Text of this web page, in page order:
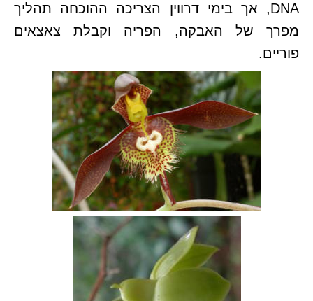
DNA, אך בימי דרווין הצריכה ההוכחה תהליך
מפרך של האבקה, הפריה וקבלת צאצאים
פוריים.